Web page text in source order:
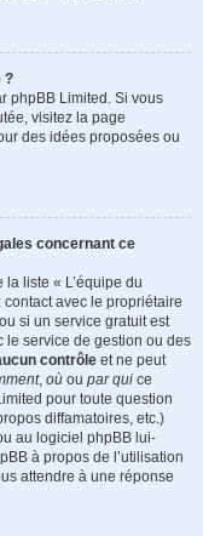
?
phpBB Limited. Si vous
visitez la page
des idées proposées ou
concernant ce
liste « L’équipe du
avec le propriétaire
si un service gratuit est
le service de gestion ou des
contrôle et ne peut
, où ou par qui ce
pour toute question
diffamatoires, etc.)
au logiciel phpBB lui-
à propos de l’utilisation
attendre à une réponse